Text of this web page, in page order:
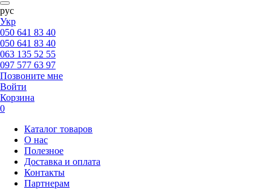
рус
Укр
050 641 83 40
050 641 83 40
063 135 52 55
097 577 63 97
Позвоните мне
Войти
Корзина
0
Каталог товаров
О нас
Полезное
Доставка и оплата
Контакты
Партнерам